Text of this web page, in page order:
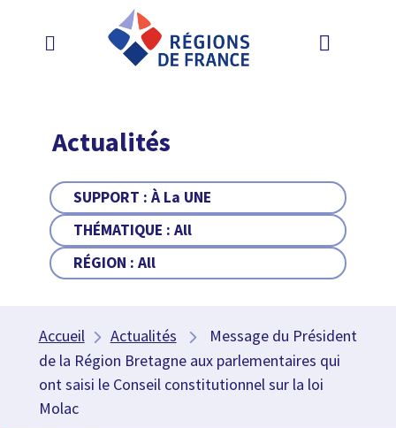
Actualités
SUPPORT :À La UNE
THÉMATIQUE :All
RÉGION :All
Accueil Actualités
Message du Président
de la Région Bretagne aux parlementaires qui
ont saisi le Conseil constitutionnel sur la loi
Molac